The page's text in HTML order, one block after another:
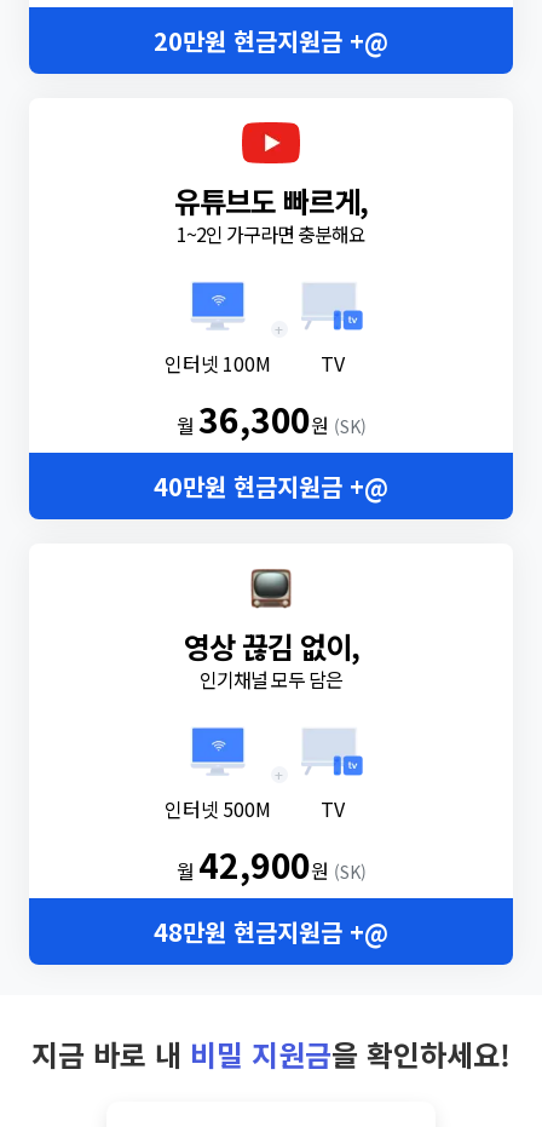
20만원 현금지원금 +@
유튜브도 빠르게,
1~2인 가구라면 충분해요
인터넷 100M
+
TV
월36,300원 (SK)
40만원 현금지원금 +@
영상 끊김 없이,
인기채널 모두 담은
인터넷 500M
+
TV
월 42,900원 (SK)
48만원 현금지원금 +@
지금 바로 내 비밀 지원금을 확인하세요!